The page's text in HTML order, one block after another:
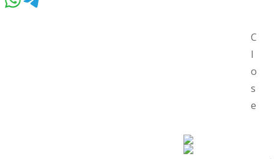
C
l
o
s
e